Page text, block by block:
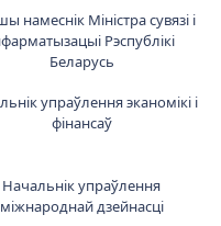
намеснік Міністра сувязі і
Рэспублікі
Беларусь
упраўлення эканомікі і
фінансаў
Начальнік упраўлення
міжнароднай дзейнасці